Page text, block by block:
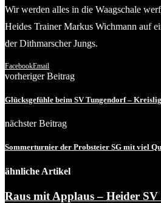
Wir werden alles in die Waagschale
Heides Trainer Markus Wichmann auf
der Dithmarscher Jungs.
FacebookEmail
vorheriger Beitrag
Glücksgefühle beim SV Tungendorf –
nächster Beitrag
Sommerturnier der Probsteier SG mit viel
ähnliche Artikel
Raus mit Applaus – Heider SV